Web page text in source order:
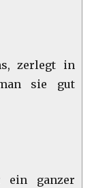
zerlegt in
sie gut
ein ganzer